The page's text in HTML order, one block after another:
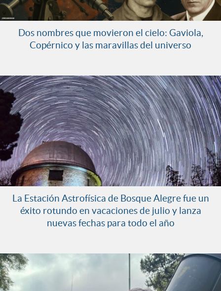
Dos nombres que movieron el cielo: Gaviola,
Copérnico y las maravillas del universo
La Estación Astrofísica de Bosque Alegre fue un
éxito rotundo en vacaciones de julio y lanza
nuevas fechas para todo el año